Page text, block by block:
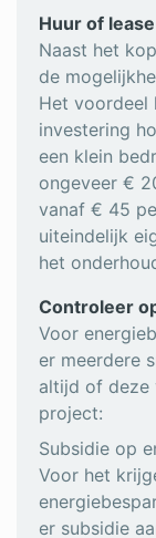
Huur of
Naast het
de
Het voordeel
investering
een klein
ongeveer €
vanaf € 45
uiteindelijk
het
Controleer
Voor
er meerdere
altijd of deze
project:
Subsidie op
Voor het
er subsidie